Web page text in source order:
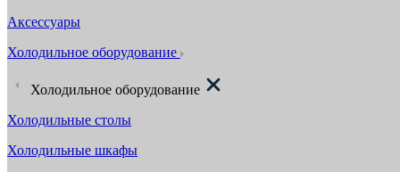
Аксессуары
Холодильное оборудование
Холодильное оборудование
Холодильные столы
Холодильные шкафы